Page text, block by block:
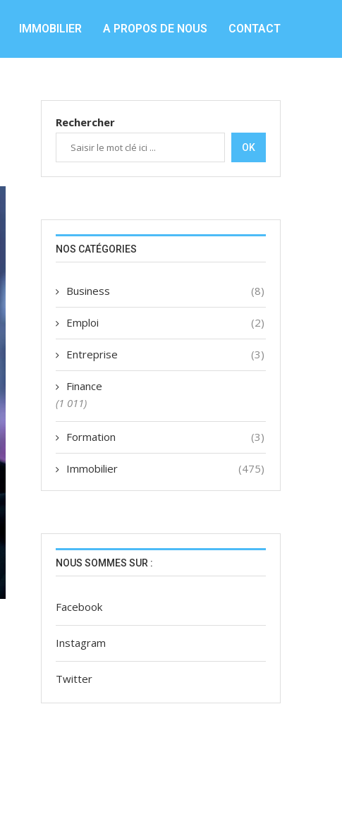
IMMOBILIER A PROPOS DE NOUS CONTACT
Rechercher
OK
NOS CATÉGORIES
Business (8)
Emploi (2)
Entreprise (3)
Finance
(1 011)
Formation (3)
Immobilier (475)
NOUS SOMMES SUR :
Facebook
Instagram
Twitter